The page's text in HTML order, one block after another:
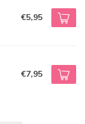
€5,95
€7,95